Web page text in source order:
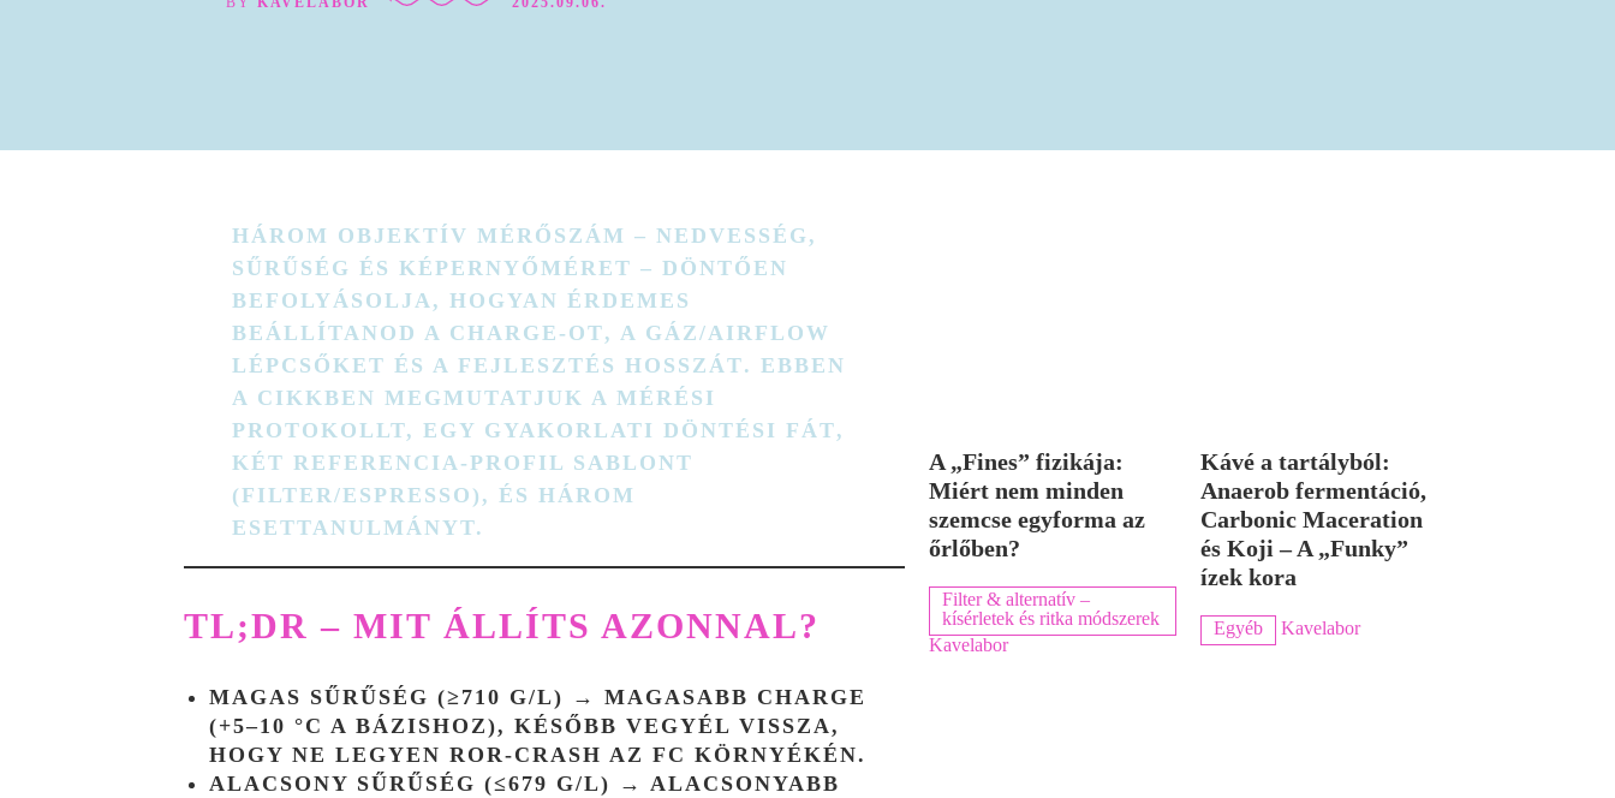
HÁROM OBJEKTÍV MÉRŐSZÁM – NEDVESSÉG ,
SŰRŰSÉG ÉS KÉPERNYŐMÉRET – DÖNTŐEN
BEFOLYÁSOLJA, HOGYAN ÉRDEMES
BEÁLLÍTANOD A CHARGE‑OT, A GÁZ/AIRFLOW
LÉPCSŐKET ÉS A FEJLESZTÉS HOSSZÁT. EBBEN
A CIKKBEN MEGMUTATJUK A MÉRÉSI
PROTOKOLLT, EGY GYAKORLATI DÖNTÉSI FÁT,
KÉT REFERENCIA‑PROFIL SABLONT
(FILTER/ESPRESSO), ÉS HÁROM
ESETTANULMÁNYT.
TL;DR – MIT ÁLLÍTS AZONNAL?
MAGAS SŰRŰSÉG (≥710 G/L) → MAGASABB CHARGE
(+5–10 °C A BÁZISHOZ), KÉSŐBB VEGYÉL VISSZA,
HOGY NE LEGYEN ROR‑CRASH AZ FC KÖRNYÉKÉN.
ALACSONY SŰRŰSÉG (≤679 G/L) → ALACSONYABB
A „Fines” fizikája:
Miért nem minden
szemcse egyforma az
őrlőben?
Filter & alternatív –
kísérletek és ritka módszerek
Kavelabor
Kávé a tartályból:
Anaerob fermentáció,
Carbonic Maceration
és Koji – A „Funky”
ízek kora
Egyéb Kavelabor